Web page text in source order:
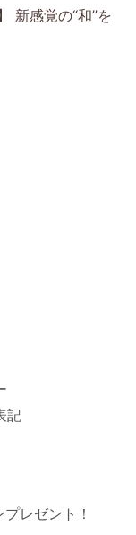
新感覚の“和”を
記
レゼント！